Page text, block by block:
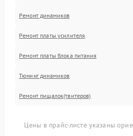
Ремонт динамиков
Ремонт платы усилителя
Ремонт платы блока питания
Тюнинг динамиков
Ремонт пищалок(твитеров)
Цены в прайс-листе указаны